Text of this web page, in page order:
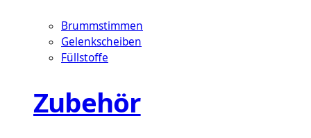
Brummstimmen
Gelenkscheiben
Füllstoffe
Zubehör